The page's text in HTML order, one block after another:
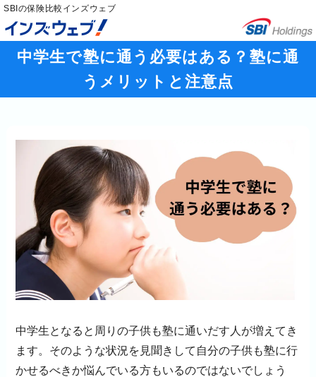
SBIの保険比較インズウェブ
中学生で塾に通う必要はある？塾に通
うメリットと注意点
中学生となると周りの子供も塾に通いだす人が増えてき
ます。そのような状況を見聞きして自分の子供も塾に行
かせるべきか悩んでいる方もいるのではないでしょう